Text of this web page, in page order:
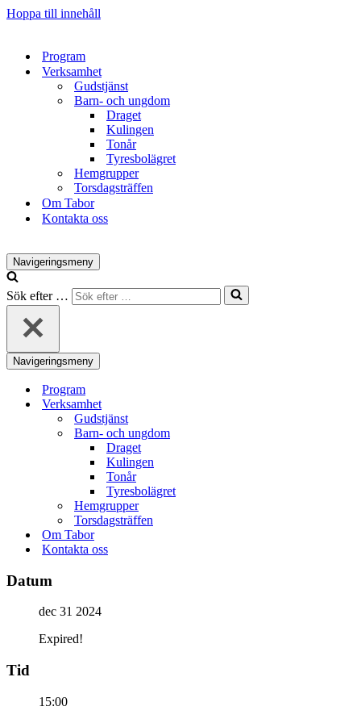
Hoppa till innehåll
Program
Verksamhet
Gudstjänst
Barn- och ungdom
Draget
Kulingen
Tonår
Tyresbolägret
Hemgrupper
Torsdagsträffen
Om Tabor
Kontakta oss
Navigeringsmeny
Sök efter …
Navigeringsmeny
Program
Verksamhet
Gudstjänst
Barn- och ungdom
Draget
Kulingen
Tonår
Tyresbolägret
Hemgrupper
Torsdagsträffen
Om Tabor
Kontakta oss
Datum
dec 31 2024
Expired!
Tid
15:00